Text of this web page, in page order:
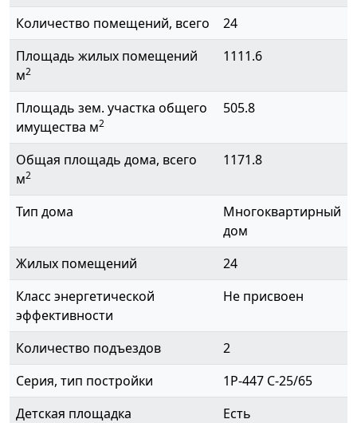
Количество помещений, всего
24
Площадь жилых помещений
м2
1111.6
Площадь зем. участка общего
имущества м2
505.8
Общая площадь дома, всего
м2
1171.8
Тип дома
Многоквартирный
дом
Жилых помещений
24
Класс энергетической
эффективности
Не присвоен
Количество подъездов
2
Серия, тип постройки
1Р-447 С-25/65
Детская площадка
Есть